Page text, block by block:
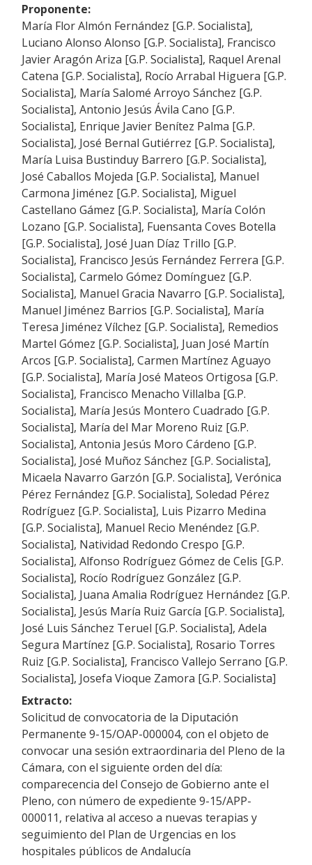
Proponente:
María Flor Almón Fernández [G.P. Socialista],
Luciano Alonso Alonso [G.P. Socialista], Francisco
Javier Aragón Ariza [G.P. Socialista], Raquel Arenal
Catena [G.P. Socialista], Rocío Arrabal Higuera [G.P.
Socialista], María Salomé Arroyo Sánchez [G.P.
Socialista], Antonio Jesús Ávila Cano [G.P.
Socialista], Enrique Javier Benítez Palma [G.P.
Socialista], José Bernal Gutiérrez [G.P. Socialista],
María Luisa Bustinduy Barrero [G.P. Socialista],
José Caballos Mojeda [G.P. Socialista], Manuel
Carmona Jiménez [G.P. Socialista], Miguel
Castellano Gámez [G.P. Socialista], María Colón
Lozano [G.P. Socialista], Fuensanta Coves Botella
[G.P. Socialista], José Juan Díaz Trillo [G.P.
Socialista], Francisco Jesús Fernández Ferrera [G.P.
Socialista], Carmelo Gómez Domínguez [G.P.
Socialista], Manuel Gracia Navarro [G.P. Socialista],
Manuel Jiménez Barrios [G.P. Socialista], María
Teresa Jiménez Vílchez [G.P. Socialista], Remedios
Martel Gómez [G.P. Socialista], Juan José Martín
Arcos [G.P. Socialista], Carmen Martínez Aguayo
[G.P. Socialista], María José Mateos Ortigosa [G.P.
Socialista], Francisco Menacho Villalba [G.P.
Socialista], María Jesús Montero Cuadrado [G.P.
Socialista], María del Mar Moreno Ruiz [G.P.
Socialista], Antonia Jesús Moro Cárdeno [G.P.
Socialista], José Muñoz Sánchez [G.P. Socialista],
Micaela Navarro Garzón [G.P. Socialista], Verónica
Pérez Fernández [G.P. Socialista], Soledad Pérez
Rodríguez [G.P. Socialista], Luis Pizarro Medina
[G.P. Socialista], Manuel Recio Menéndez [G.P.
Socialista], Natividad Redondo Crespo [G.P.
Socialista], Alfonso Rodríguez Gómez de Celis [G.P.
Socialista], Rocío Rodríguez González [G.P.
Socialista], Juana Amalia Rodríguez Hernández [G.P.
Socialista], Jesús María Ruiz García [G.P. Socialista],
José Luis Sánchez Teruel [G.P. Socialista], Adela
Segura Martínez [G.P. Socialista], Rosario Torres
Ruiz [G.P. Socialista], Francisco Vallejo Serrano [G.P.
Socialista], Josefa Vioque Zamora [G.P. Socialista]
Extracto:
Solicitud de convocatoria de la Diputación
Permanente 9-15/OAP-000004, con el objeto de
convocar una sesión extraordinaria del Pleno de la
Cámara, con el siguiente orden del día:
comparecencia del Consejo de Gobierno ante el
Pleno, con número de expediente 9-15/APP-
000011, relativa al acceso a nuevas terapias y
seguimiento del Plan de Urgencias en los
hospitales públicos de Andalucía